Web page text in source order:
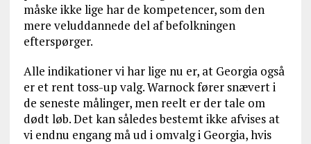
måske ikke lige har de kompetencer, som den
mere veluddannede del af befolkningen
efterspørger.
Alle indikationer vi har lige nu er, at Georgia også
er et rent toss-up valg. Warnock fører snævert i
de seneste målinger, men reelt er der tale om
dødt løb. Det kan således bestemt ikke afvises at
vi endnu engang må ud i omvalg i Georgia, hvis